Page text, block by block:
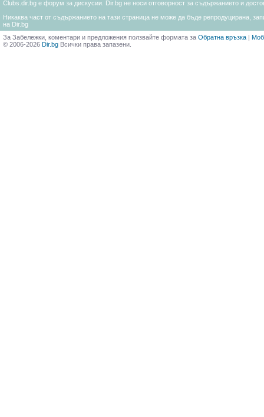
Clubs.dir.bg е форум за дискусии. Dir.bg не носи отговорност за съдържанието и
Никаква част от съдържанието на тази страница не може да бъде репродуцирана,
на Dir.bg
За Забележки, коментари и предложения ползвайте формата за Обратна връзка |
© 2006-2026 Dir.bg Всички права запазени.